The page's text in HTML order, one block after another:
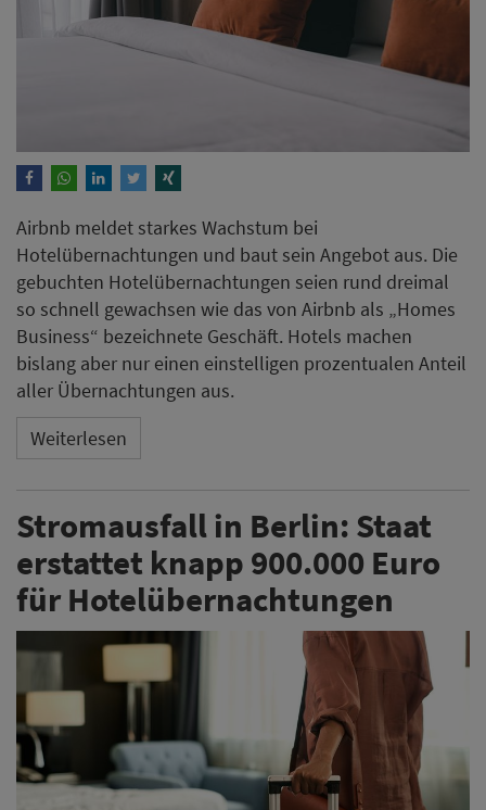
Airbnb meldet starkes Wachstum bei
Hotelübernachtungen und baut sein Angebot aus. Die
gebuchten Hotelübernachtungen seien rund dreimal
so schnell gewachsen wie das von Airbnb als „Homes
Business“ bezeichnete Geschäft. Hotels machen
bislang aber nur einen einstelligen prozentualen Anteil
aller Übernachtungen aus.
Weiterlesen
Stromausfall in Berlin: Staat
erstattet knapp 900.000 Euro
für Hotelübernachtungen